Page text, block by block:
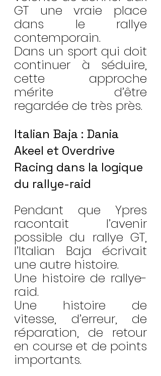
GT une vraie place
dans le rallye
contemporain.
Dans un sport qui doit
continuer à séduire,
cette approche
mérite d’être
regardée de très près.
Italian Baja : Dania
Akeel et Overdrive
Racing dans la logique
du rallye-raid
Pendant que Ypres
racontait l’avenir
possible du rallye GT,
l’Italian Baja écrivait
une autre histoire.
Une histoire de rallye-
raid.
Une histoire de
vitesse, d’erreur, de
réparation, de retour
en course et de points
importants.